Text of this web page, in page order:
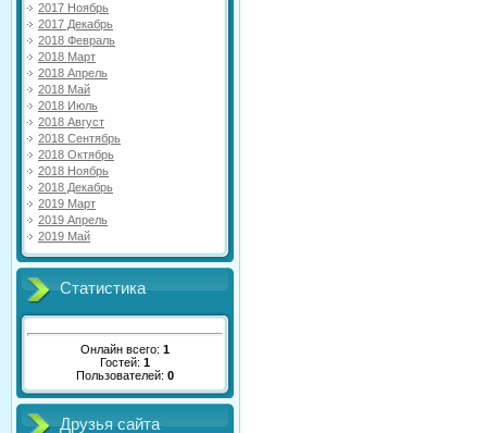
2017 Ноябрь
2017 Декабрь
2018 Февраль
2018 Март
2018 Апрель
2018 Май
2018 Июль
2018 Август
2018 Сентябрь
2018 Октябрь
2018 Ноябрь
2018 Декабрь
2019 Март
2019 Апрель
2019 Май
Статистика
Онлайн всего: 1
Гостей: 1
Пользователей: 0
Друзья сайта